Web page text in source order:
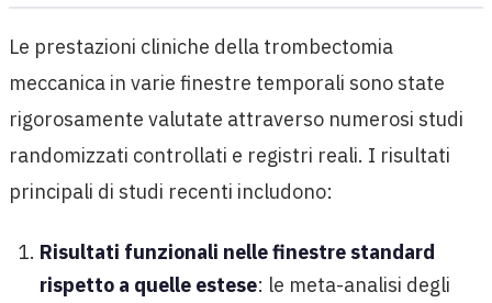
Le prestazioni cliniche della trombectomia
meccanica in varie finestre temporali sono state
rigorosamente valutate attraverso numerosi studi
randomizzati controllati e registri reali. I risultati
principali di studi recenti includono:
Risultati funzionali nelle finestre standard
rispetto a quelle estese: le meta-analisi degli